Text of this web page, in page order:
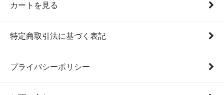
カートを見る
特定商取引法に基づく表記
プライバシーポリシー